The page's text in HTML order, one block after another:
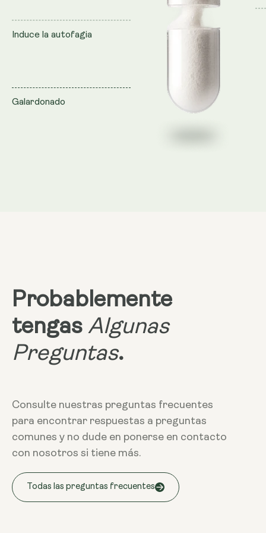
Induce la autofagia
Galardonado
Probablemente
tengas Algunas
Preguntas.
Consulte nuestras preguntas frecuentes
para encontrar respuestas a preguntas
comunes y no dude en ponerse en contacto
con nosotros si tiene más.
Todas las preguntas frecuentes